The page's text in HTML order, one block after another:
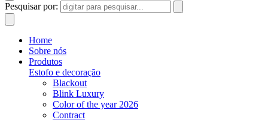
Pesquisar por:
Home
Sobre nós
Produtos
Estofo e decoração
Blackout
Blink Luxury
Color of the year 2026
Contract